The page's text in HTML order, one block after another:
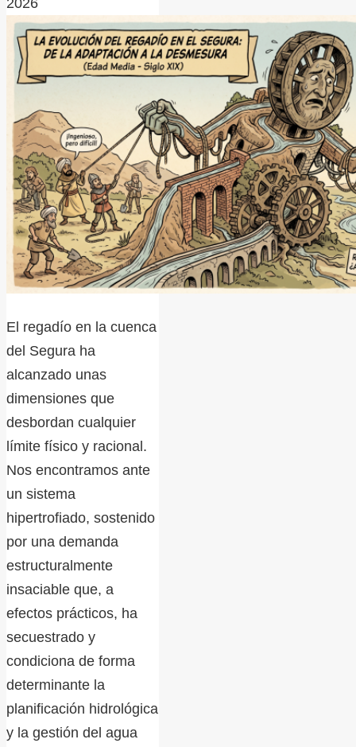
2026
El regadío en la cuenca
del Segura ha
alcanzado unas
dimensiones que
desbordan cualquier
límite físico y racional.
Nos encontramos ante
un sistema
hipertrofiado, sostenido
por una demanda
estructuralmente
insaciable que, a
efectos prácticos, ha
secuestrado y
condiciona de forma
determinante la
planificación hidrológica
y la gestión del agua